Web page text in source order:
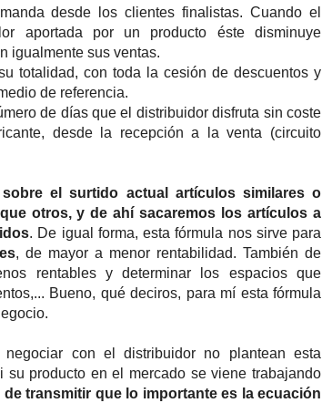
desde los clientes finalistas. Cuando el
aportada por un producto éste disminuye
igualmente sus ventas.
totalidad, con toda la cesión de descuentos y
de referencia.
de días que el distribuidor disfruta sin coste
desde la recepción a la venta (circuito
el surtido actual artículos similares o
otros, y de ahí sacaremos los artículos a
. De igual forma, esta fórmula nos sirve para
, de mayor a menor rentabilidad. También de
rentables y determinar los espacios que
Bueno, qué deciros, para mí esta fórmula
con el distribuidor no plantean esta
producto en el mercado se viene trabajando
de transmitir que lo importante es la ecuación